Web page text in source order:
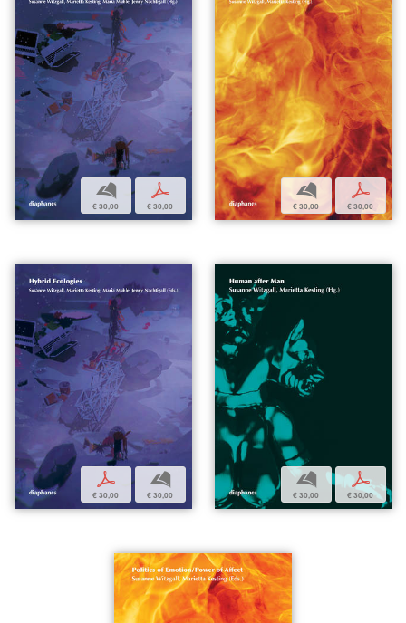
b
€ 30,00
p
€ 30,00
b
€ 30,00
p
€ 30,00
p
€ 30,00
b
€ 30,00
b
€ 30,00
p
€ 30,00